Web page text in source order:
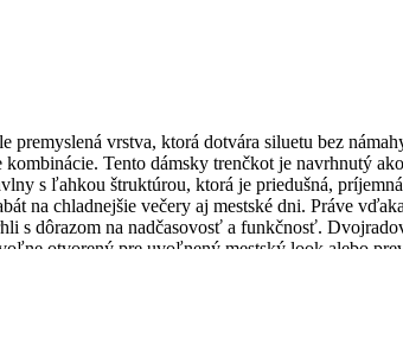
vrstva, ktorá dotvára siluetu bez
Tento dámsky trenčkot je navrhnutý
s ľahkou štruktúrou, ktorá je priedušná,
na chladnejšie večery aj mestské dni. Práve
s dôrazom na nadčasovosť a funkčnosť.
otvorený pre uvoľnený mestský look alebo
a premyslený strih robia z tohto kúsku funkčný
kabát na jar a leto, ako mestský trenchcoat do
stáva jedným z tých kúskov, ktoré dokážu
kúsku, ktorý dáva zmysel nielen vizuálne, ale aj v